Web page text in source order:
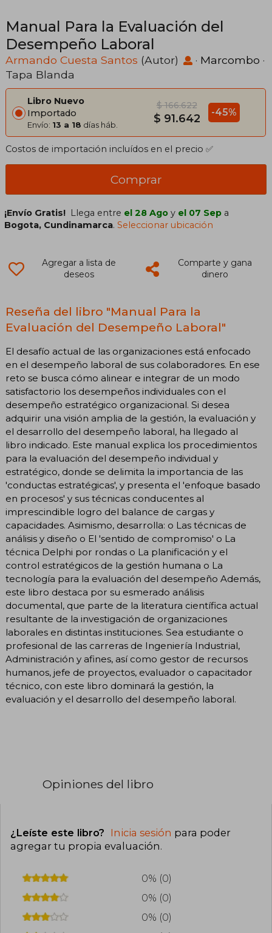
Manual Para la Evaluación del
Desempeño Laboral
Armando Cuesta Santos (Autor) · Marcombo ·
Tapa Blanda
Libro Nuevo
Importado
Envío: 13 a 18 días háb.
$ 166.622
$ 91.642 -45%
Costos de importación incluídos en el precio ✅
Comprar
¡Envío Gratis! Llega entre el 28 Ago y el 07 Sep a
Bogota, Cundinamarca.Seleccionar ubicación
Agregar a lista de
deseos
Comparte y gana
dinero
Reseña del libro "Manual Para la
Evaluación del Desempeño Laboral"
El desafío actual de las organizaciones está enfocado
en el desempeño laboral de sus colaboradores. En ese
reto se busca cómo alinear e integrar de un modo
satisfactorio los desempeños individuales con el
desempeño estratégico organizacional. Si desea
adquirir una visión amplia de la gestión, la evaluación y
el desarrollo del desempeño laboral, ha llegado al
libro indicado. Este manual explica los procedimientos
para la evaluación del desempeño individual y
estratégico, donde se delimita la importancia de las
'conductas estratégicas', y presenta el 'enfoque basado
en procesos' y sus técnicas conducentes al
imprescindible logro del balance de cargas y
capacidades. Asimismo, desarrolla: o Las técnicas de
análisis y diseño o El 'sentido de compromiso' o La
técnica Delphi por rondas o La planificación y el
control estratégicos de la gestión humana o La
tecnología para la evaluación del desempeño Además,
este libro destaca por su esmerado análisis
documental, que parte de la literatura científica actual
resultante de la investigación de organizaciones
laborales en distintas instituciones. Sea estudiante o
profesional de las carreras de Ingeniería Industrial,
Administración y afines, así como gestor de recursos
humanos, jefe de proyectos, evaluador o capacitador
técnico, con este libro dominará la gestión, la
evaluación y el desarrollo del desempeño laboral.
Opiniones del libro
¿Leíste este libro? Inicia sesión para poder
agregar tu propia evaluación.
0% (0)
0% (0)
0% (0)